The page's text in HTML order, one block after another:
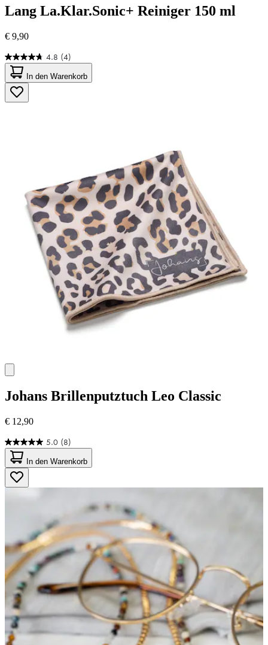
Lang La.Klar.Sonic+ Reiniger 150 ml
€ 9,90
4.8 (4)
4.8
von
5
Sternen.
4
In den Warenkorb
Johans Brillenputztuch Leo Classic
€ 12,90
5.0 (8)
5.0
von
5
Sternen.
8
In den Warenkorb